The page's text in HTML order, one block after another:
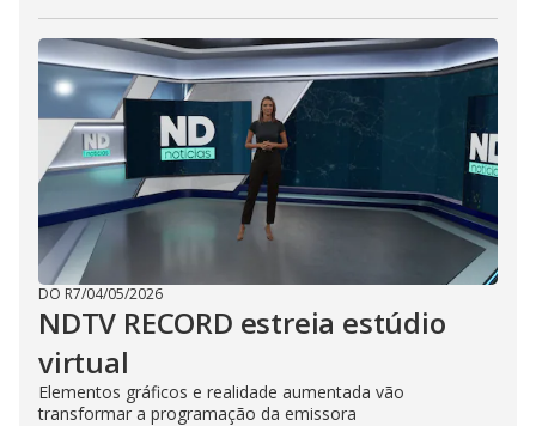
DO R7/04/05/2026
NDTV RECORD estreia estúdio
virtual
Elementos gráficos e realidade aumentada vão
transformar a programação da emissora